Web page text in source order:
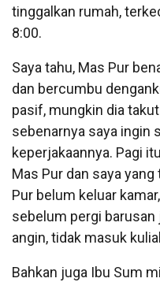
tinggalkan rumah,
8:00.
Saya tahu, Mas Pur
dan bercumbu
pasif, mungkin dia
sebenarnya saya ingin
keperjakaannya. Pagi
Mas Pur dan saya
Pur belum keluar
sebelum pergi
angin, tidak masuk
Bahkan juga Ibu Sum